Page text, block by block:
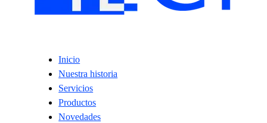
Inicio
Nuestra historia
Servicios
Productos
Novedades